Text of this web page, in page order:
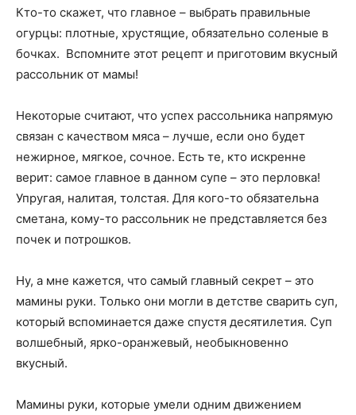
Кто-то скажет, что главное – выбрать правильные
огурцы: плотные, хрустящие, обязательно соленые в
бочках. Вспомните этот рецепт и приготовим вкусный
рассольник от мамы!
Некоторые считают, что успех рассольника напрямую
связан с качеством мяса – лучше, если оно будет
нежирное, мягкое, сочное. Есть те, кто искренне
верит: самое главное в данном супе – это перловка!
Упругая, налитая, толстая. Для кого-то обязательна
сметана, кому-то рассольник не представляется без
почек и потрошков.
Ну, а мне кажется, что самый главный секрет – это
мамины руки. Только они могли в детстве сварить суп,
который вспоминается даже спустя десятилетия. Суп
волшебный, ярко-оранжевый, необыкновенно
вкусный.
Мамины руки, которые умели одним движением